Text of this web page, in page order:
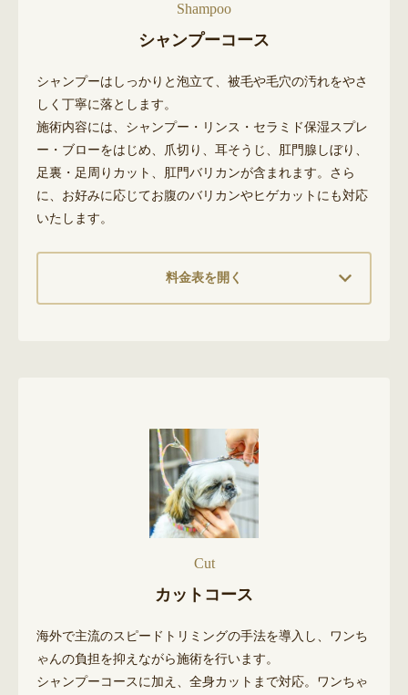
Shampoo
シャンプーコース
シャンプーはしっかりと泡立て、被毛や毛穴の汚れをやさ
しく丁寧に落とします。
施術内容には、シャンプー・リンス・セラミド保湿スプレ
ー・ブローをはじめ、爪切り、耳そうじ、肛門腺しぼり、
足裏・足周りカット、肛門バリカンが含まれます。さら
に、お好みに応じてお腹のバリカンやヒゲカットにも対応
いたします。
料金表を開く
Cut
カットコース
海外で主流のスピードトリミングの手法を導入し、ワンち
ゃんの負担を抑えながら施術を行います。
シャンプーコースに加え、全身カットまで対応。ワンちゃ